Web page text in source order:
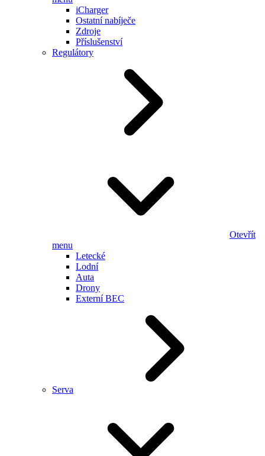
iCharger
Ostatní nabíječe
Zdroje
Příslušenství
Regulátory
Otevřít
menu
Letecké
Lodní
Auta
Drony
Externí BEC
Serva